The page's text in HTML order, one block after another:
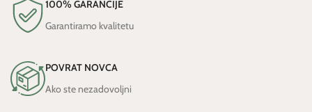
100% GARANCIJE
Garantiramo kvalitetu
POVRAT NOVCA
Ako ste nezadovoljni